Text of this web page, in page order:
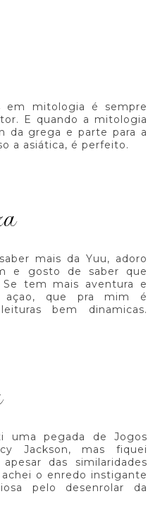
em mitologia é sempre
E quando a mitologia
da grega e parte para a
a asiática, é perfeito.
mais da Yuu, adoro
e gosto de saber que
Se tem mais aventura e
açao, que pra mim é
bem dinamicas.
uma pegada de Jogos
Jackson, mas fiquei
das similaridades
o enredo instigante
pelo desenrolar da